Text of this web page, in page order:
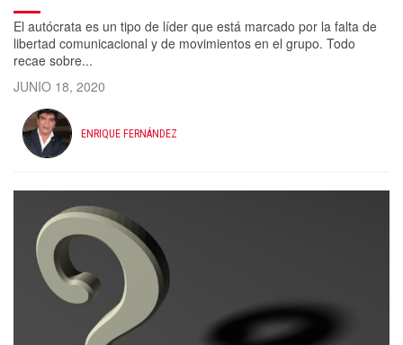
El autócrata es un tipo de líder que está marcado por la falta de
libertad comunicacional y de movimientos en el grupo. Todo
recae sobre...
JUNIO 18, 2020
ENRIQUE FERNÁNDEZ